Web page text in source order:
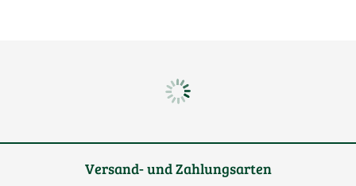
Versand- und Zahlungsarten